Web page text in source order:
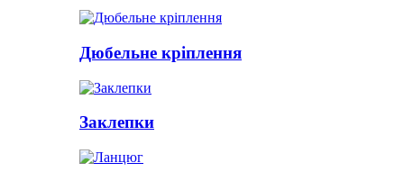
Дюбельне кріплення
Заклепки